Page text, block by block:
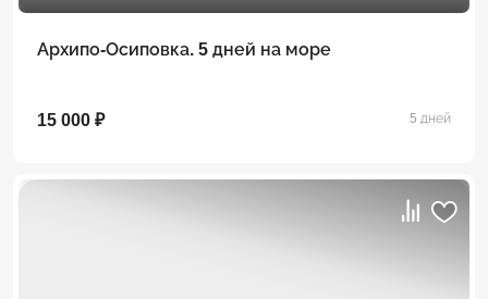
Архипо-Осиповка. 5 дней на море
15 000 ₽ 5 дней